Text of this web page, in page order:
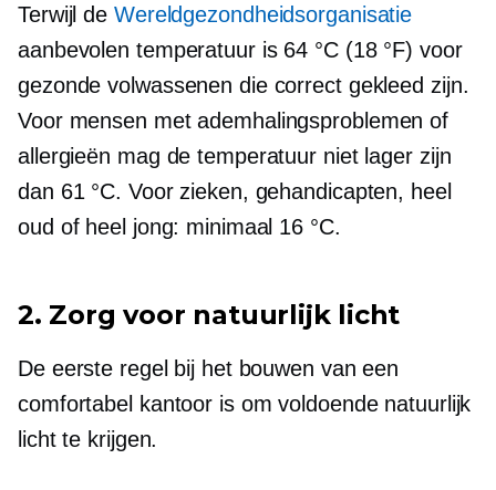
Terwijl de Wereldgezondheidsorganisatie
aanbevolen temperatuur is 64 °C (18 °F) voor
gezonde volwassenen die correct gekleed zijn.
Voor mensen met ademhalingsproblemen of
allergieën mag de temperatuur niet lager zijn
dan 61 °C. Voor zieken, gehandicapten, heel
oud of heel jong: minimaal 16 °C.
2. Zorg voor natuurlijk licht
De eerste regel bij het bouwen van een
comfortabel kantoor is om voldoende natuurlijk
licht te krijgen.